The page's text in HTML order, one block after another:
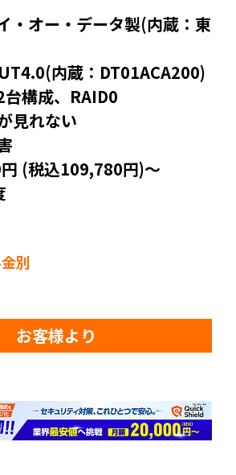
・オー・データ製(内蔵：東
内蔵：DT01ACA200)
構成、RAID0
見れない
(税込109,780円)～
別
お客様より